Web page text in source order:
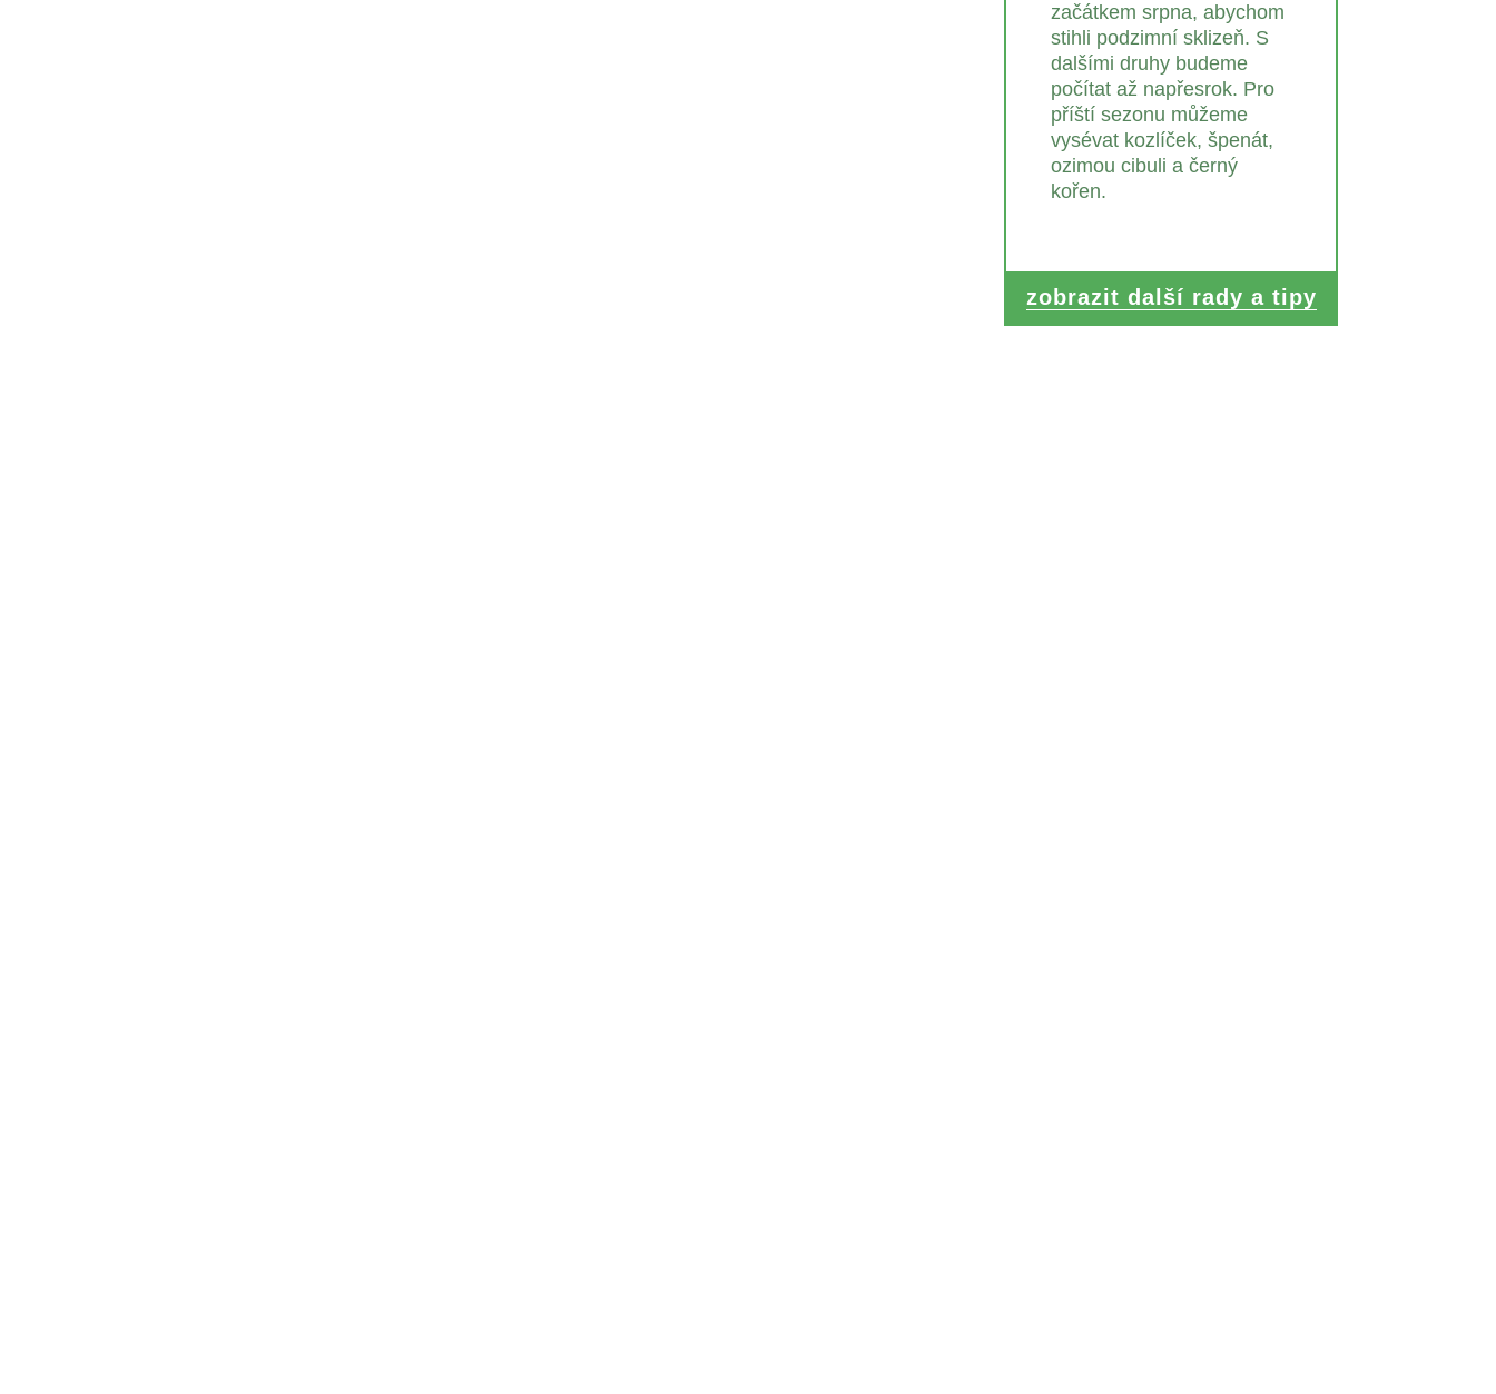
začátkem srpna, abychom
stihli podzimní sklizeň. S
dalšími druhy budeme
počítat až napřesrok. Pro
příští sezonu můžeme
vysévat kozlíček, špenát,
ozimou cibuli a černý
kořen.
zobrazit další rady a tipy